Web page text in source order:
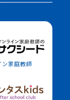
ン家庭教師